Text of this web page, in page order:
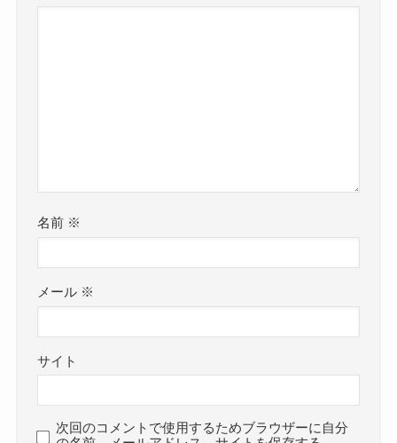
名前 ※
メール ※
サイト
次回のコメントで使用するためブラウザーに自分